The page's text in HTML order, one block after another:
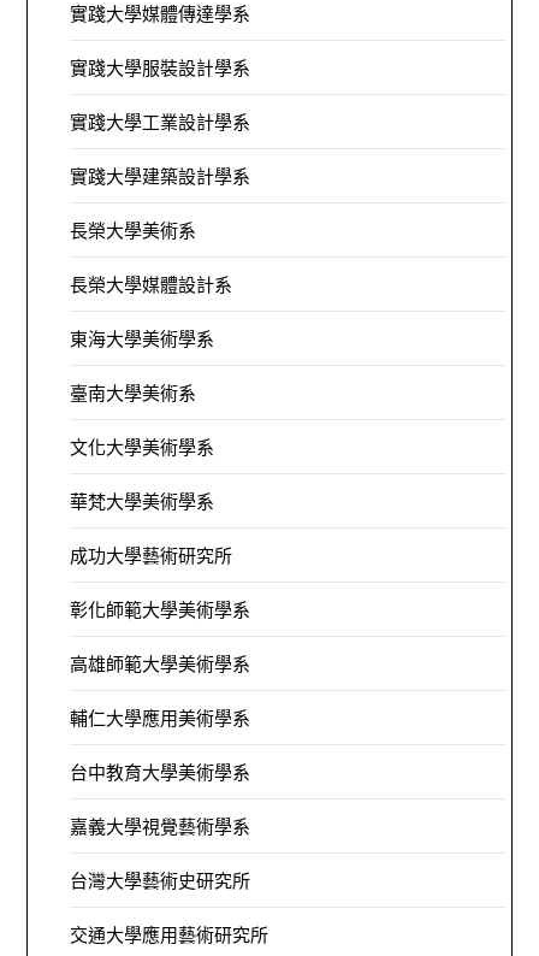
實踐大學媒體傳達學系
實踐大學服裝設計學系
實踐大學工業設計學系
實踐大學建築設計學系
長榮大學美術系
長榮大學媒體設計系
東海大學美術學系
臺南大學美術系
文化大學美術學系
華梵大學美術學系
成功大學藝術研究所
彰化師範大學美術學系
高雄師範大學美術學系
輔仁大學應用美術學系
台中教育大學美術學系
嘉義大學視覺藝術學系
台灣大學藝術史研究所
交通大學應用藝術研究所